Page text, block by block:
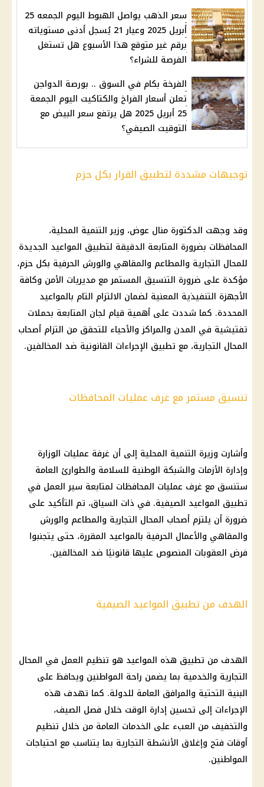
سعر الذهب يواصل الهبوط اليوم الجمعه 25
أبريل 2025 وعيار 21 يُسجل أدنى مستوياته
برقم غير متوقع هذا الأسبوع هل تستغل
الفرصة للشراء؟
الفرخة بكام في السوق .. بورصة الدواجن
تعلن أسعار الفراخ والكتاكيت اليوم الجمعة
25 أبريل 2025 هل يرتفع سعر البيض مع
التوقيت الصيفي؟
توجيهات مشددة لتطبيق القرار بكل حزم
وقد وجهت الدكتورة منال عوض، وزير التنمية المحلية،
المحافظات بضرورة المتابعة الدقيقة لتطبيق المواعيد الجديدة
للمحال التجارية والمطاعم والمقاهي والورش الحرفية بكل حزم،
مؤكدة على ضرورة التنسيق المستمر مع مديريات الأمن وكافة
الأجهزة التنفيذية المعنية لضمان الالتزام التام بالمواعيد
المحددة. كما شددت على أهمية قيام لجان المتابعة بحملات
تفتيشية في المدن والمراكز والأحياء للتحقق من التزام أصحاب
المحال التجارية، مع تطبيق الإجراءات القانونية ضد المخالفين.
تنسيق مستمر مع غرف عمليات المحافظات
وأشارت وزيرة التنمية المحلية إلى أن غرفة عمليات الوزارة
وإدارة الأزمات والشبكة الوطنية للسلامة والطوارئ العامة
ستنسق مع غرف عمليات المحافظات لمتابعة سير العمل في
تطبيق المواعيد الصيفية. في ذات السياق، تم التأكيد على
ضرورة أن يلتزم أصحاب المحال التجارية والمطاعم والورش
والمقاهي والأعمال الحرفية بالمواعيد المقررة، حتى يتجنبوا
فرض العقوبات المنصوص عليها قانونيًا ضد المخالفين.
الهدف من تطبيق المواعيد الصيفية
الهدف من تطبيق هذه المواعيد هو تنظيم العمل في المحال
التجارية والخدمية بما يضمن راحة المواطنين ويحافظ على
البنية التحتية والمرافق العامة للدولة. كما تهدف هذه
الإجراءات إلى تحسين إدارة الوقت خلال فصل الصيف،
والتخفيف من العبء على الخدمات العامة من خلال تنظيم
أوقات فتح وإغلاق الأنشطة التجارية بما يتناسب مع احتياجات
المواطنين.